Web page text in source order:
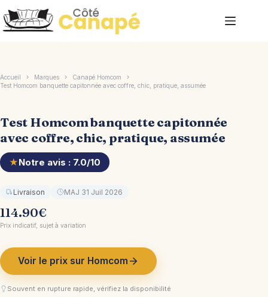
au
contenu
Accueil Marques
Canapé Homcom
Test Homcom banquette capitonnée avec coffre, chic, pratique, assumée
Test Homcom banquette capitonnée
avec coffre, chic, pratique, assumée
★Notre avis : 7.0/10
Livraison MAJ 31 Juil 2026
114.90€
Prix indicatif, sujet à variation
Voir le prix sur Homcom
Souvent en rupture rapide, vérifiez la disponibilité